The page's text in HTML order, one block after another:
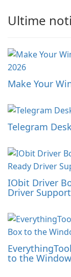
Ultime
Make Your
Telegram
IObit Driver
Driver Support
to the